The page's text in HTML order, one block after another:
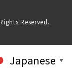
Reserved.
Japanese ▼